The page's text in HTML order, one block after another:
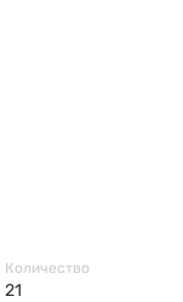
Количество
21